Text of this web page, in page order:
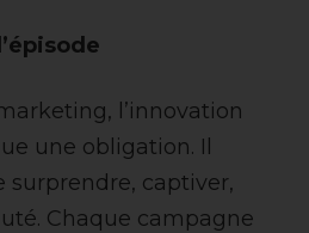
l’innovation
une obligation. Il
surprendre, captiver,
Chaque campagne